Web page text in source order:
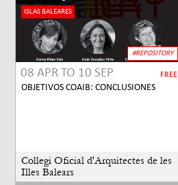
ISLAS BALEARES
08 APR TO 10 SEP FREE
OBJETIVOS COAIB: CONCLUSIONES
Collegi Oficial d'Arquitectes de les
Illes Balears
#REPOSITORY